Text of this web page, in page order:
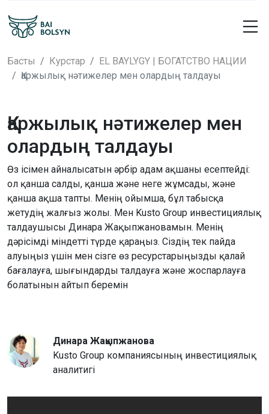
Басты Курстар
EL BAYLYGY | БОГАТСТВО НАЦИИ
Қаржылық нәтижелер мен олардың талдауы
Қаржылық нәтижелер мен
олардың талдауы
Өз ісімен айналысатын әрбір адам ақшаны есептейді:
ол қанша салды, қанша және неге жұмсады, және
қанша ақша тапты. Менің ойымша, бұл табысқа
жетудің жалғыз жолы. Мен Kusto Group инвестициялық
талдаушысы Динара Жақыпжановамын. Менің
дәрісімді міндетті түрде қараңыз. Сіздің тек пайда
алуыңыз үшін мен сізге өз ресурстарыңызды қалай
бағалауға, шығындарды талдауға және жоспарлауға
болатынын айтып беремін
Динара Жақыпжанова
Kusto Group компаниясының инвестициялық
аналитигі